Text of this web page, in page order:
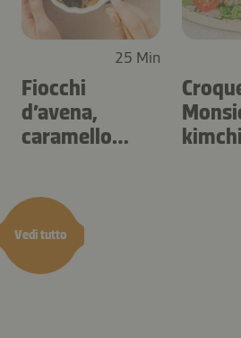
Vedi tutto
25 Min
Fiocchi
d’avena,
caramello